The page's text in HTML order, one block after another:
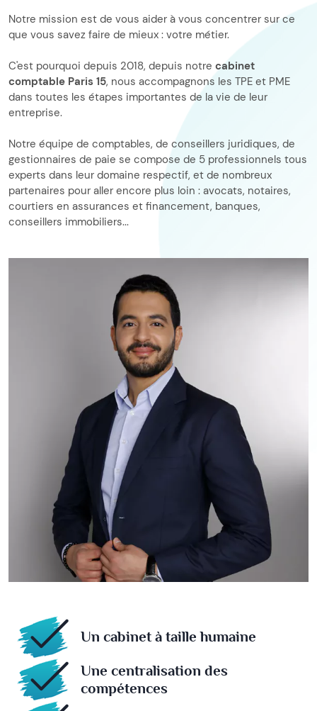
Notre mission est de vous aider à vous concentrer sur ce
que vous savez faire de mieux : votre métier.
C'est pourquoi depuis 2018, depuis notre cabinet
comptable Paris 15, nous accompagnons les TPE et PME
dans toutes les étapes importantes de la vie de leur
entreprise.
Notre équipe de comptables, de conseillers juridiques, de
gestionnaires de paie se compose de 5 professionnels tous
experts dans leur domaine respectif, et de nombreux
partenaires pour aller encore plus loin : avocats, notaires,
courtiers en assurances et financement, banques,
conseillers immobiliers...
Un cabinet à taille humaine
Une centralisation des
compétences